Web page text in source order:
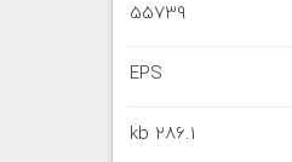
55739
EPS
286.1 kb